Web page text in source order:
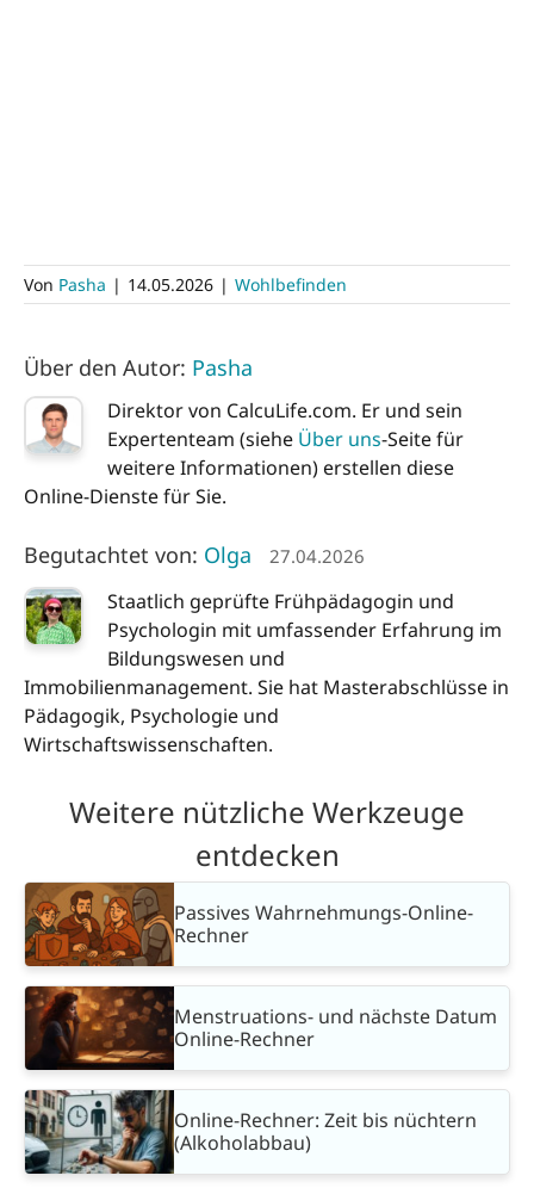
Von Pasha | 14.05.2026 | Wohlbefinden
Über den Autor: Pasha
Direktor von CalcuLife.com. Er und sein
Expertenteam (siehe Über uns-Seite für
weitere Informationen) erstellen diese
Online-Dienste für Sie.
Begutachtet von: Olga 27.04.2026
Staatlich geprüfte Frühpädagogin und
Psychologin mit umfassender Erfahrung im
Bildungswesen und
Immobilienmanagement. Sie hat Masterabschlüsse in
Pädagogik, Psychologie und
Wirtschaftswissenschaften.
Weitere nützliche Werkzeuge
entdecken
Passives Wahrnehmungs-Online-
Rechner
Menstruations- und nächste Datum
Online-Rechner
Online-Rechner: Zeit bis nüchtern
(Alkoholabbau)